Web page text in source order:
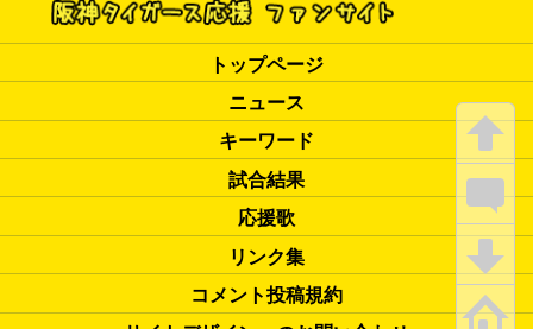
トップページ
ニュース
キーワード
試合結果
応援歌
リンク集
コメント投稿規約